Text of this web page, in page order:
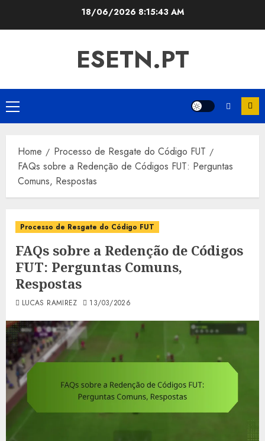
18/06/2026 8:15:44 AM
ESETN.PT
Primary
Menu
Home
Processo de Resgate do Código FUT
FAQs sobre a Redenção de Códigos FUT: Perguntas
Comuns, Respostas
Processo de Resgate do Código FUT
FAQs sobre a Redenção de Códigos
FUT: Perguntas Comuns,
Respostas
LUCAS RAMIREZ 13/03/2026